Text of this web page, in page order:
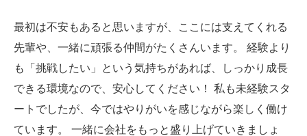
最初は不安もあると思いますが、ここには支えてくれる
先輩や、一緒に頑張る仲間がたくさんいます。 経験より
も「挑戦したい」という気持ちがあれば、しっかり成長
できる環境なので、安心してください！ 私も未経験スタ
ートでしたが、今ではやりがいを感じながら楽しく働け
ています。 一緒に会社をもっと盛り上げていきましょ